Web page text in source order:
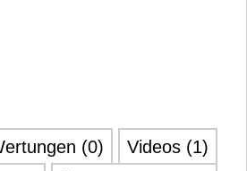
(0)
Videos (1)